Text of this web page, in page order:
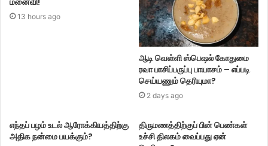
13 hours ago
ஆடி வெள்ளி ஸ்பெஷல் கோதுமை
ரவா பாசிப்பருப்பு பாயாசம் – எப்படி
செய்யணும் தெரியுமா?
2 days ago
எந்தப் பழம் உடல் ஆரோக்கியத்திற்கு
அதிக நன்மை பயக்கும்?
திருமணத்திற்குப் பின் பெண்கள்
உச்சி திலகம் வைப்பது ஏன்